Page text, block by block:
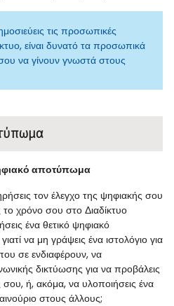
τις προσωπικές
είναι δυνατό τα προσωπικά
σου να γίνουν γνωστά στους
αποτύπωμα
τον έλεγχο της ψηφιακής σου
το χρόνο σου στο Διαδίκτυο
ένα θετικό ψηφιακό
να μη γράψεις ένα ιστολόγιο για
σε ενδιαφέρουν, να
δικτύωσης για να προβάλεις
σου, ή, ακόμα, να υλοποιήσεις ένα
στους άλλους;